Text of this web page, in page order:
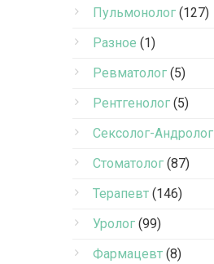
Пульмонолог (127)
Разное (1)
Ревматолог (5)
Рентгенолог (5)
Сексолог-Андролог
Стоматолог (87)
Терапевт (146)
Уролог (99)
Фармацевт (8)